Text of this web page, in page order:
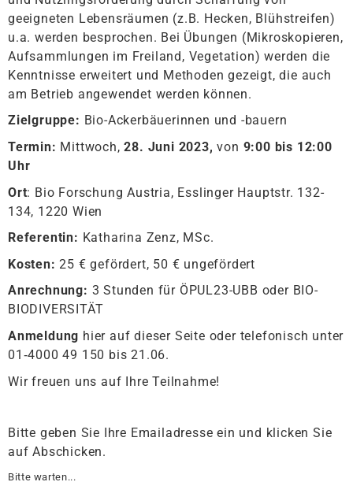
geeigneten Lebensräumen (z.B. Hecken, Blühstreifen)
u.a. werden besprochen. Bei Übungen (Mikroskopieren,
Aufsammlungen im Freiland, Vegetation) werden die
Kenntnisse erweitert und Methoden gezeigt, die auch
am Betrieb angewendet werden können.
Zielgruppe: Bio-Ackerbäuerinnen und -bauern
Termin: Mittwoch,28. Juni 2023,von 9:00 bis 12:00
Uhr
Ort: Bio Forschung Austria, Esslinger Hauptstr. 132-
134, 1220 Wien
Referentin: Katharina Zenz, MSc.
Kosten:25 € gefördert, 50 € ungefördert
Anrechnung: 3 Stunden für ÖPUL23-UBB oder BIO-
BIODIVERSITÄT
Anmeldung hier auf dieser Seite oder telefonisch unter
01‑4000 49 150 bis 21.06.
Wir freuen uns auf Ihre Teilnahme!
Bitte geben Sie Ihre Emailadresse ein und klicken Sie
auf Abschicken.
Bitte warten...